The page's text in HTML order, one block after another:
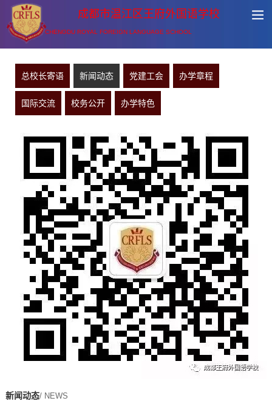
成都市温江区王府外国语学校
CHENGDU ROYAL FOREIGN LANGUAGE SCHOOL
总校长寄语 新闻动态 党建工会 办学章程
国际交流 校务公开 办学特色
新闻动态/ NEWS